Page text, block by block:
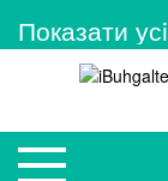
Показати усi